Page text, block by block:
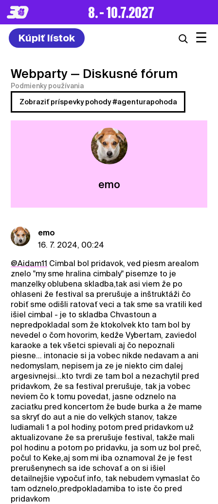
8. – 10.7.2027
Kúpiť lístok ☰
Webparty — Diskusné fórum
Podmienky používania
Zobraziť príspevky pohody #agenturapohoda
emo
emo
16. 7. 2024, 00:24
@Aidam11 Cimbal bol pridavok, ved piesm arealom
znelo "my sme hralina cimbaly" pisemze to je
manzelky oblubena skladba,tak asi viem že po
ohlaseni že festival sa prerušuje a inštruktáži čo
robiť sme odišli ratovať veci a tak sme sa vratili ked
išiel cimbal - je to skladba Chvastoun a
nepredpokladal som že ktokolvek kto tam bol by
nevedel o čom hovorim, kedže Vybertam, zaviedol
karaoke a tek všetci spievali aj čo nepoznali
piesne... intonacie si ja vobec nikde nedavam a ani
nedomyslam, nepisem ja ze je niekto cim dalej
argesivnejsi...kto tvrdi ze tam bol a nezachytil pred
pridavkom, že sa festival prerušuje, tak ja vobec
neviem čo k tomu povedat, jasne odznelo na
zaciatku pred koncertom že bude burka a že mame
sa skryť do aut a nie do velkých stanov, takze
ludiamali 1 a pol hodiny, potom pred pridavkom už
aktualizovane že sa prerušuje festival, takže mali
pol hodinu a potom po pridavku, ja som uz bol preč,
počul to Keke,aj som mi iba oznamoval že je fest
prerušenynech sa ide schovať a on si išiel
detailnejšie vypočuť info, tak nebudem vymaslat čo
tam odznelo,predpokladamiba to iste čo pred
pridavkom